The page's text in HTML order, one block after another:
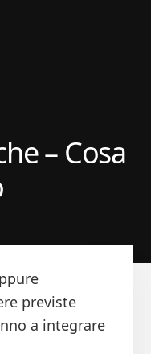
– Cosa
previste
a integrare